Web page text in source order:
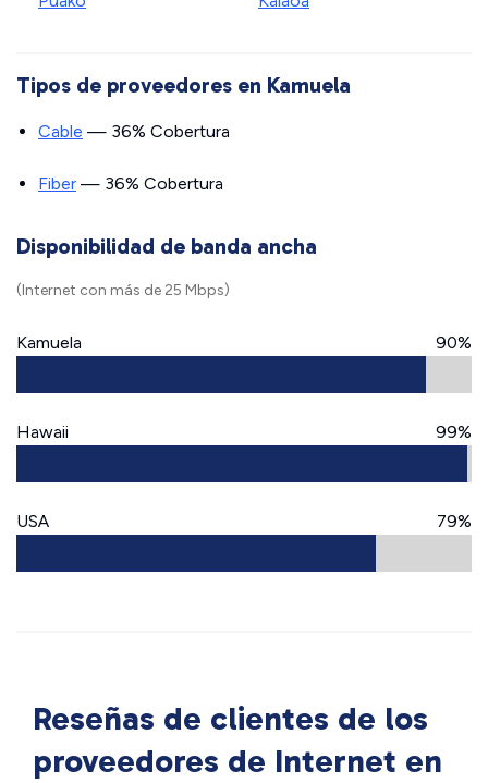
Tipos de proveedores en Kamuela
Cable — 36% Cobertura
Fiber — 36% Cobertura
Disponibilidad de banda ancha
(Internet con más de 25 Mbps)
Kamuela 90%
Hawaii 99%
USA 79%
Reseñas de clientes de los
proveedores de Internet en